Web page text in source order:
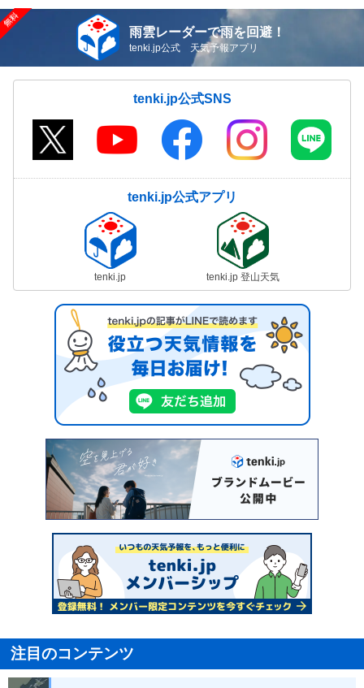
雨雲レーダーで雨を回避！
tenki.jp公式 天気予報アプリ
tenki.jp公式SNS
tenki.jp公式アプリ
tenki.jp tenki.jp 登山天気
注目のコンテンツ